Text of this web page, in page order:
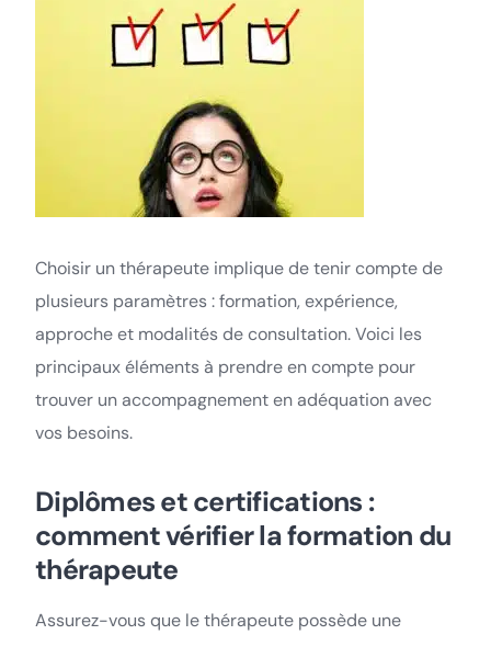
Choisir un thérapeute implique de tenir compte de
plusieurs paramètres : formation, expérience,
approche et modalités de consultation. Voici les
principaux éléments à prendre en compte pour
trouver un accompagnement en adéquation avec
vos besoins.
Diplômes et certifications :
comment vérifier la formation du
thérapeute
Assurez-vous que le thérapeute possède une